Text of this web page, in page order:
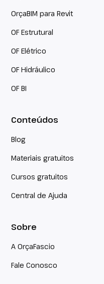
OrçaBIM para Revit
OF Estrutural
OF Elétrico
OF Hidráulico
OF BI
Conteúdos
Blog
Materiais gratuitos
Cursos gratuitos
Central de Ajuda
Sobre
A OrçaFascio
Fale Conosco